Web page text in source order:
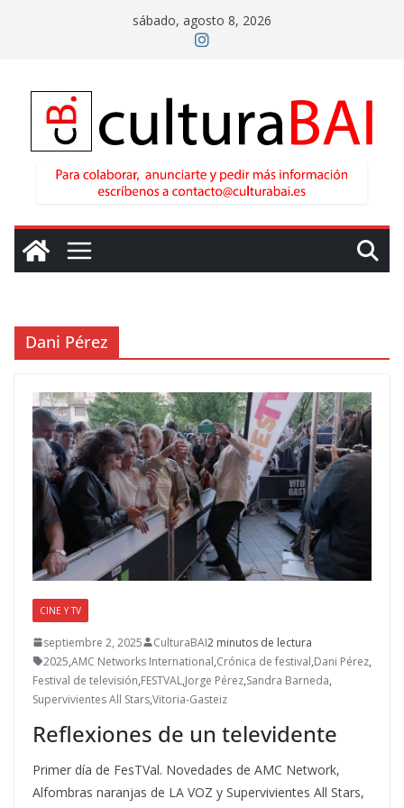
sábado, agosto 8, 2026
Dani Pérez
CINE Y TV
septiembre 2, 2025 CulturaBAI2 minutos de lectura
2025,AMC Networks International,Crónica de festival,Dani Pérez,
Festival de televisión,FESTVAL,Jorge Pérez,Sandra Barneda,
Supervivientes All Stars,Vitoria-Gasteiz
Reflexiones de un televidente
Primer día de FesTVal. Novedades de AMC Network,
Alfombras naranjas de LA VOZ y Supervivientes All Stars,